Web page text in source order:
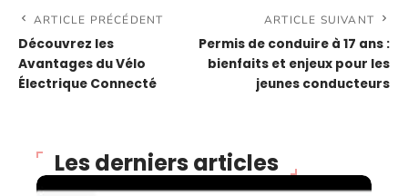
ARTICLE PRÉCÉDENT
Découvrez les
Avantages du Vélo
Électrique Connecté
ARTICLE SUIVANT
Permis de conduire à 17 ans :
bienfaits et enjeux pour les
jeunes conducteurs
Les derniers articles